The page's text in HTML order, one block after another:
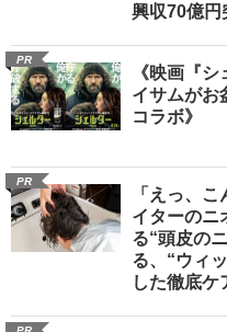
興収70億円
PR
《映画『
イサムがお
コラボ》
PR
「えっ、
イターの
る“頭皮の
る、“ウィ
した徹底ケ